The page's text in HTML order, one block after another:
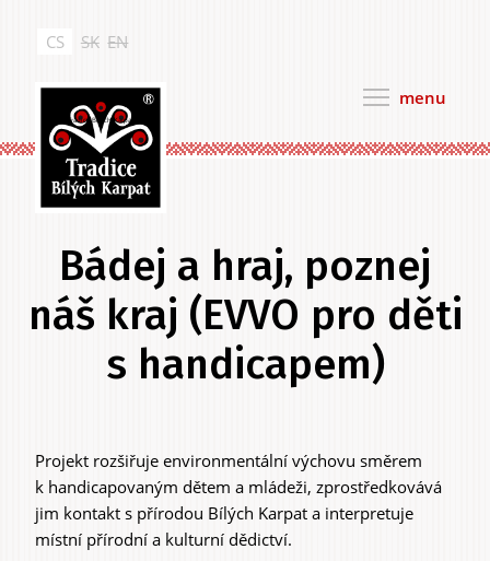
obsahu
Tradice Bílých Karpat
menu
CS SK EN
Bádej a hraj, poznej
náš kraj (EVVO pro děti
s handicapem)
Hlavní
záložky
Projekt rozšiřuje environmentální výchovu směrem
k handicapovaným dětem a mládeži, zprostředkovává
jim kontakt s přírodou Bílých Karpat a interpretuje
místní přírodní a kulturní dědictví.